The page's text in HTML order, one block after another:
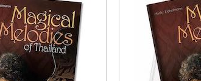
Vol.1
AMI CD-Book Set